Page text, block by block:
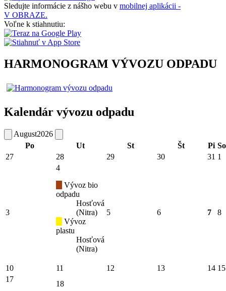
Sledujte informácie z nášho webu v mobilnej aplikácii -
V OBRAZE.
Voľne k stiahnutiu:
HARMONOGRAM VÝVOZU ODPADU
Kalendár vývozu odpadu
August2026
Po
Ut St Št Pi So
27
28 29 30 31 1
3
4
Vývoz bio
odpadu
Hosťová
(Nitra)
Vývoz
plastu
Hosťová
(Nitra)
5 6 7 8
10 11 12 13 14 15
17
18